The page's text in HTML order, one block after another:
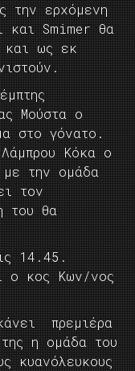
την ερχόμενη
και Smimer θα
και ως εκ
Μούστα ο
στο γόνατο.
Κόκα ο
με την ομάδα
τον
του θα
14.45.
ο κος Κων/νος
πρεμιέρα
η ομάδα του
κυανόλευκους